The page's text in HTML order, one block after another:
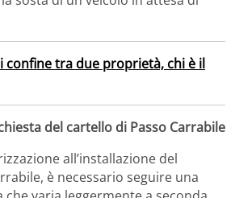
confine tra due proprietà, chi è il
del cartello di Passo Carrabile
all’installazione del
è necessario seguire una